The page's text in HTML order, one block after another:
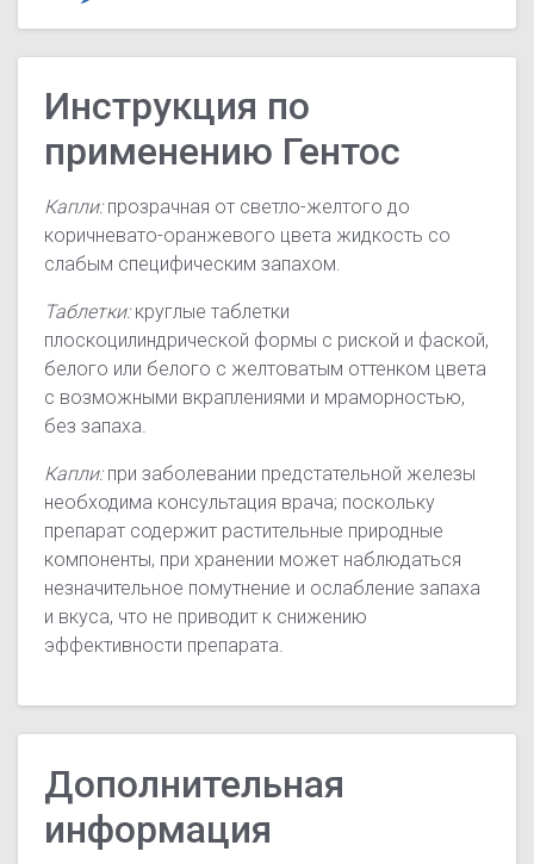
Инструкция по
применению Гентос
Капли:прозрачная от светло-желтого до
коричневато-оранжевого цвета жидкость со
слабым специфическим запахом.
Таблетки:круглые таблетки
плоскоцилиндрической формы с риской и фаской,
белого или белого с желтоватым оттенком цвета
с возможными вкраплениями и мраморностью,
без запаха.
Капли:при заболевании предстательной железы
необходима консультация врача; поскольку
препарат содержит растительные природные
компоненты, при хранении может наблюдаться
незначительное помутнение и ослабление запаха
и вкуса, что не приводит к снижению
эффективности препарата.
Дополнительная
информация